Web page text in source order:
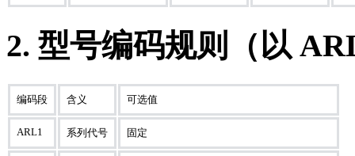
2. 型号编码规则（以
编码段 含义 可选值
ARL1 系列代号 固定